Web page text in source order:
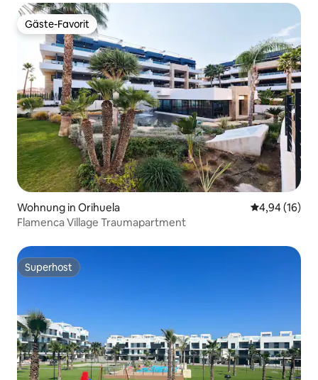
Gäste-Favorit
Gäste-Favorit
Wohnung in Orihuela
4,94 (16)
Flamenca Village Traumapartment
Superhost
Superhost